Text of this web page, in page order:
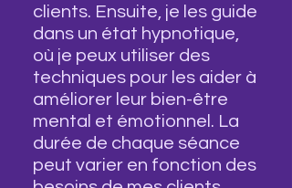
clients. Ensuite, je les guide
dans un état hypnotique,
où je peux utiliser des
techniques pour les aider à
améliorer leur bien-être
mental et émotionnel. La
durée de chaque séance
peut varier en fonction des